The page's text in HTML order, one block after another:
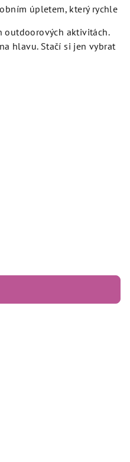
úpletem, který rychle
outdoorových aktivitách.
hlavu. Stačí si jen vybrat